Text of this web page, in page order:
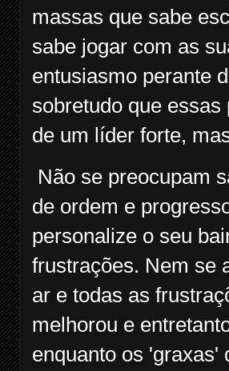
massas que sabe
sabe jogar com as
entusiasmo perante
sobretudo que
de um líder forte,
Não se preocupam
de ordem e
personalize o seu
frustrações. Nem se
ar e todas as
melhorou e
enquanto os 'graxas'